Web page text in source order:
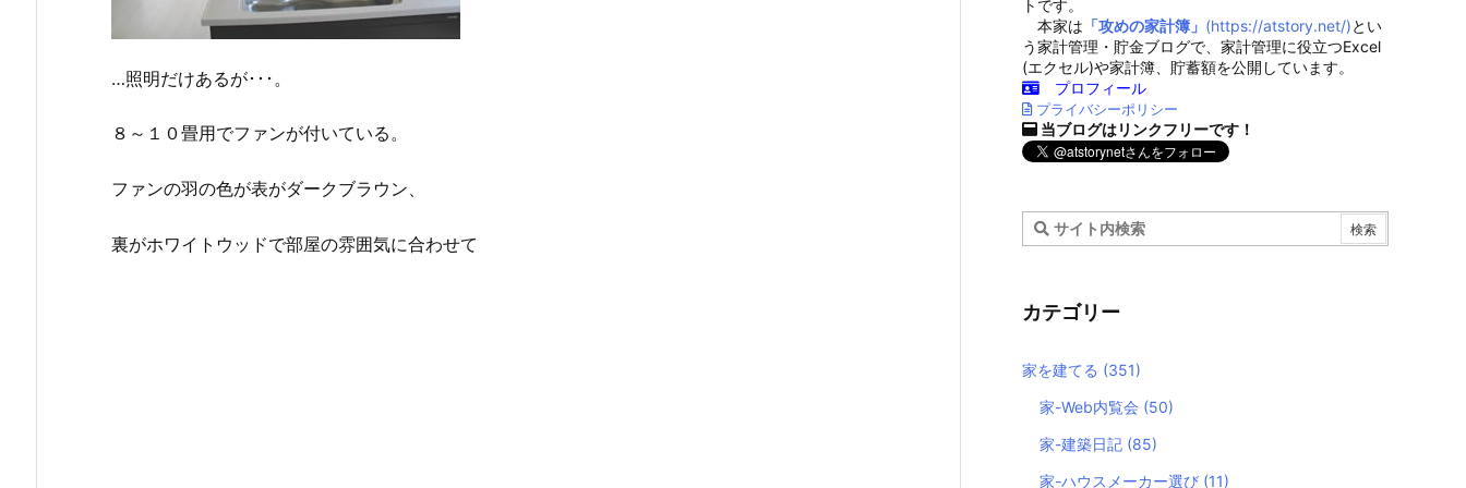
…照明だけあるが･･･。
８～１０畳用でファンが付いている。
ファンの羽の色が表がダークブラウン、
裏がホワイトウッドで部屋の雰囲気に合わせて
トです。
本家は 「攻めの家計簿」 (https://atstory.net/)とい
う家計管理・貯金ブログで、家計管理に役立つExcel
(エクセル)や家計簿、貯蓄額を公開しています。
プロフィール
プライバシーポリシー
当ブログはリンクフリーです！
カテゴリー
家を建てる (351)
家-Web内覧会 (50)
家-建築日記 (85)
家-ハウスメーカー選び (11)